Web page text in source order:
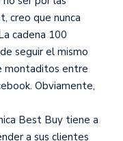
creo que nunca
cadena 100
seguir el mismo
montaditos entre
Obviamente,
Best Buy tiene a
a sus clientes